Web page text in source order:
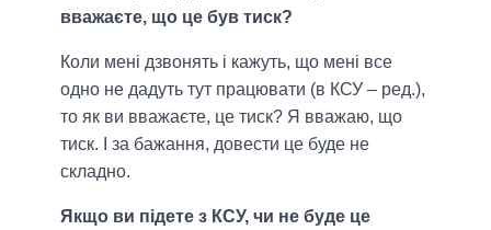
вважаєте, що це був тиск?
Коли мені дзвонять і кажуть, що мені все
одно не дадуть тут працювати (в КСУ – ред.),
то як ви вважаєте, це тиск? Я вважаю, що
тиск. І за бажання, довести це буде не
складно.
Якщо ви підете з КСУ, чи не буде це